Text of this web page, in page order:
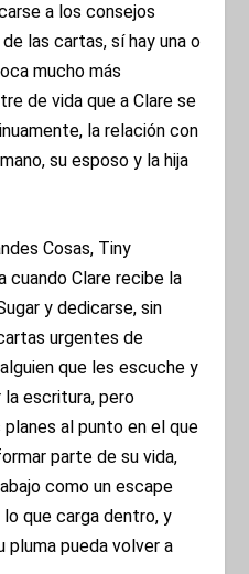
a los consejos
las cartas, sí hay una o
mucho más
de vida que a Clare se
la relación con
su esposo y la hija
Cosas, Tiny
cuando Clare recibe la
y dedicarse, sin
urgentes de
que les escuche y
la escritura, pero
al punto en el que
parte de su vida,
como un escape
que carga dentro, y
pluma pueda volver a